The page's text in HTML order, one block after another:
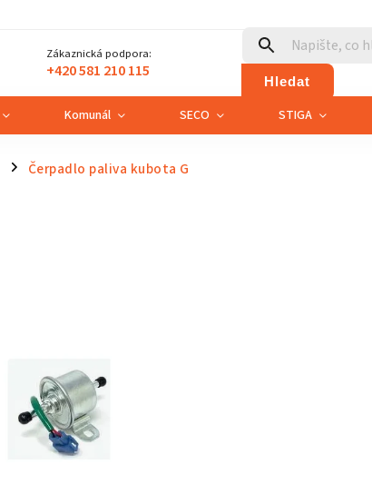
Zákaznická podpora:
+420 581 210 115 Hledat
Komunál SECO STIGA
/ Čerpadlo paliva kubota G